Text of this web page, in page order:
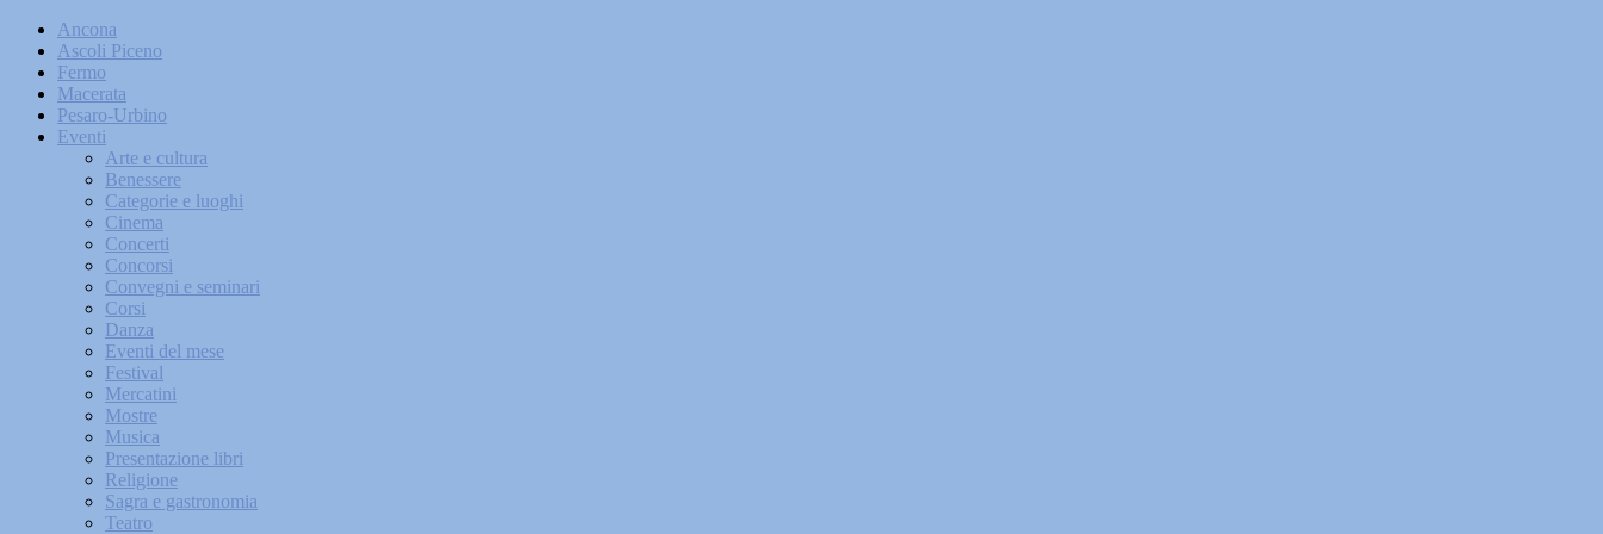
Ancona
Ascoli Piceno
Fermo
Macerata
Pesaro-Urbino
Eventi
Arte e cultura
Benessere
Categorie e luoghi
Cinema
Concerti
Concorsi
Convegni e seminari
Corsi
Danza
Eventi del mese
Festival
Mercatini
Mostre
Musica
Presentazione libri
Religione
Sagra e gastronomia
Teatro